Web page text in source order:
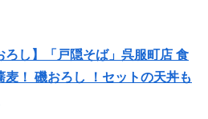
ろし】「戸隠そば」呉服町店 食
！ 磯おろし ！セットの天丼も